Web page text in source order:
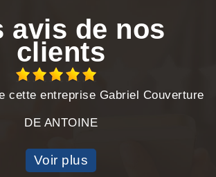
avis de nos
clients
cette entreprise Gabriel Couverture
DE ANTOINE
Voir plus